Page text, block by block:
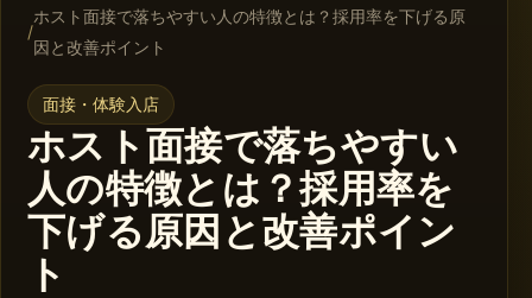
ホスト面接で落ちやすい人の特徴とは？採用率を下げる原
因と改善ポイント
面接・体験入店
ホスト面接で落ちやすい
人の特徴とは？採用率を
下げる原因と改善ポイン
ト